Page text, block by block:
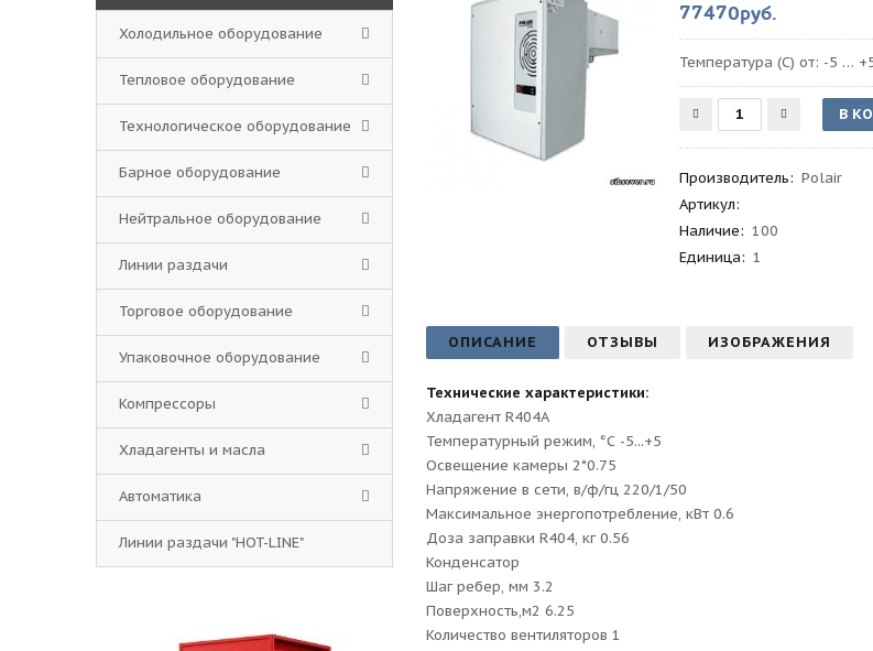
77470руб.
Температура (С) от: -5 …
Производитель: Polair
Артикул:
Наличие: 100
Единица: 1
ОПИСАНИЕ ОТЗЫВЫ ИЗОБРАЖЕНИЯ
Технические характеристики:
Хладагент R404A
Температурный режим, °С -5...+5
Освещение камеры 2*0.75
Напряжение в сети, в/ф/гц 220/1/50
Maксимальное энергопотребление, кВт 0.6
Доза заправки R404, кг 0.56
Конденсатор
Шаг ребер, мм 3.2
Поверхность,м2 6.25
Количество вентиляторов 1
Холодильное оборудование
Тепловое оборудование
Технологическое оборудование
Барное оборудование
Нейтральное оборудование
Линии раздачи
Торговое оборудование
Упаковочное оборудование
Компрессоры
Хладагенты и масла
Автоматика
Линии раздачи "HOT-LINE"